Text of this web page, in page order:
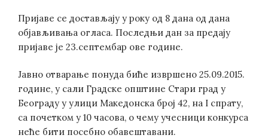
Пријаве се достављају у року од 8 дана од дана
објављивања огласа. Последњи дан за предају
пријаве је 23.септембар ове године.
Јавно отварање понуда биће извршено 25.09.2015.
године, у сали Градске општине Стари град у
Београду у улици Македонска број 42, на I спрату,
са почетком у 10 часова, о чему учесници конкурса
неће бити посебно обавештавани.